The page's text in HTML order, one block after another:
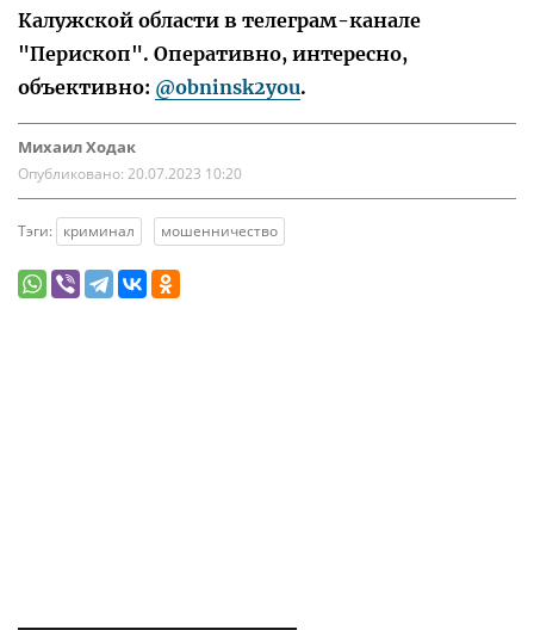
Калужской области в телеграм-канале
"Перископ". Оперативно, интересно,
объективно: @obninsk2you.
Михаил Ходак
Опубликовано: 20.07.2023 10:20
Тэги: криминал мошенничество